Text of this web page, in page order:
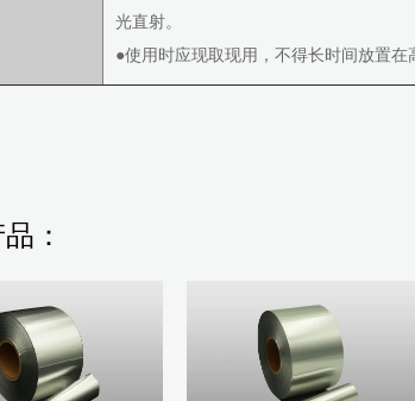
光直射。
●使用时应现取现用，不得长时间放置在
：